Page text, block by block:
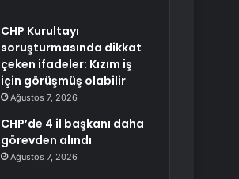
CHP Kurultayı
soruşturmasında dikkat
çeken ifadeler: Kızım iş
için görüşmüş olabilir
Ağustos 7, 2026
CHP’de 4 il başkanı daha
görevden alındı
Ağustos 7, 2026